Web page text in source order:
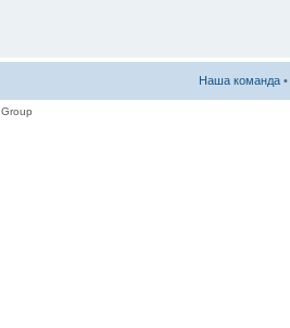
Наша команда •